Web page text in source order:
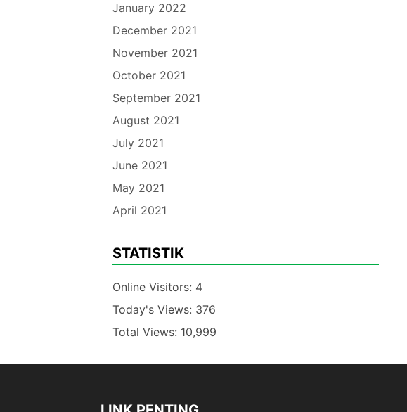
January 2022
December 2021
November 2021
October 2021
September 2021
August 2021
July 2021
June 2021
May 2021
April 2021
STATISTIK
Online Visitors: 4
Today's Views: 376
Total Views: 10,999